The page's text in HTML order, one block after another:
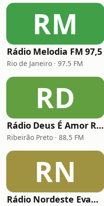
RM
Rádio Melodia FM 97,5
Rio de Janeiro · 97.5 FM
RD
Rádio Deus É Amor Ribeirão Preto
Ribeirão Preto · 88.5 FM
RN
Rádio Nordeste Evangélica